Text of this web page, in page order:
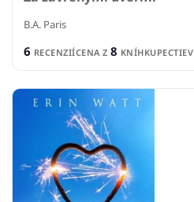
B.A. Paris
6 RECENZIÍCENA Z 8 KNÍHKUPECTIEV